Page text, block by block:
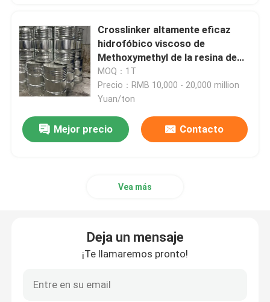
Resina de melamina de Hexamethoxymethyl
Resina desnaturalizada del formaldehído de la
Melamina de Hexamethylol
Melamina de Trimethylol
Crosslinker de la melamina
Crosslinker altamente eficaz
hidrofóbico viscoso de
Methoxymethyl de la resina de
melamina
MOQ：1T
Precio：RMB 10,000 - 20,000 million
Yuan/ton
Mejor precio Contacto
Vea más
Deja un mensaje
¡Te llamaremos pronto!